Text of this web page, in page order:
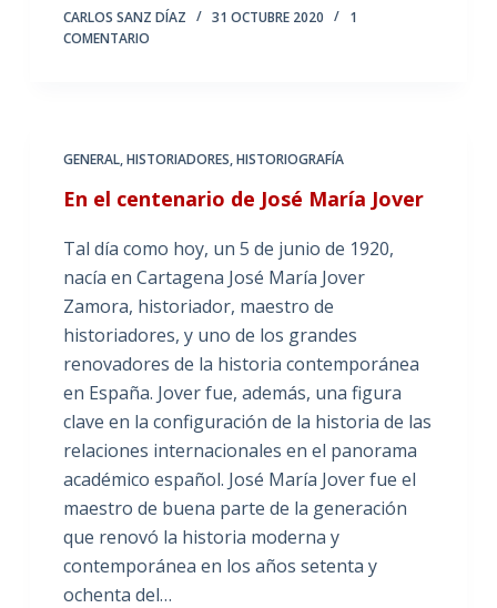
CARLOS SANZ DÍAZ 31 OCTUBRE 2020
1
COMENTARIO
GENERAL,HISTORIADORES,HISTORIOGRAFÍA
En el centenario de José María Jover
Tal día como hoy, un 5 de junio de 1920,
nacía en Cartagena José María Jover
Zamora, historiador, maestro de
historiadores, y uno de los grandes
renovadores de la historia contemporánea
en España. Jover fue, además, una figura
clave en la configuración de la historia de las
relaciones internacionales en el panorama
académico español. José María Jover fue el
maestro de buena parte de la generación
que renovó la historia moderna y
contemporánea en los años setenta y
ochenta del…